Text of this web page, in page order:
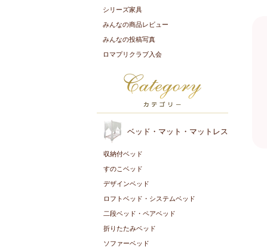
シリーズ家具
みんなの商品レビュー
みんなの投稿写真
ロマプリクラブ入会
ベッド・マット・マットレス
収納付ベッド
すのこベッド
デザインベッド
ロフトベッド・システムベッド
二段ベッド・ペアベッド
折りたたみベッド
ソファーベッド